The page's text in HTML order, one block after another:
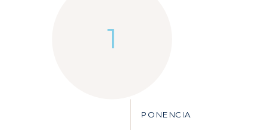
PONENCIA